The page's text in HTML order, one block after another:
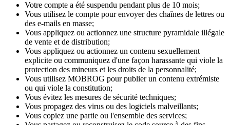
Votre compte a été suspendu pendant plus de 10 mois;
Vous utilisez le compte pour envoyer des chaînes de lettres ou
des e-mails en masse;
Vous appliquez ou actionnez une structure pyramidale illégale
de vente et de distribution;
Vous appliquez ou actionnez un contenu sexuellement
explicite ou communiquez d'une façon harassante qui viole la
protection des mineurs et les droits de la personnalité;
Vous utilisez MOBROG pour publier un contenu extrémiste
ou qui viole la constitution;
Vous évitez les mesures de sécurité techniques;
Vous propagez des virus ou des logiciels malveillants;
Vous copiez une partie ou l'ensemble des services;